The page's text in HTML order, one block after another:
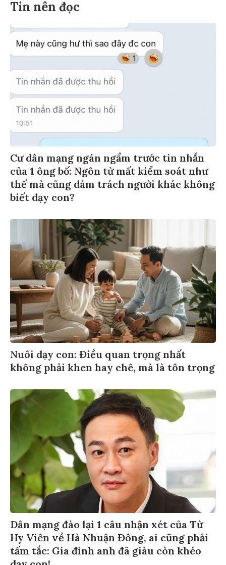
Tin nên đọc
Cư dân mạng ngán ngẩm trước tin nhắn
của 1 ông bố: Ngôn từ mất kiểm soát như
thế mà cũng dám trách người khác không
biết dạy con?
Nuôi dạy con: Điều quan trọng nhất
không phải khen hay chê, mà là tôn trọng
Dân mạng đào lại 1 câu nhận xét của Từ
Hy Viên về Hà Nhuận Đông, ai cũng phải
tấm tắc: Gia đình anh đã giàu còn khéo